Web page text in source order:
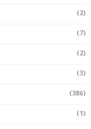
(2)
(7)
(2)
(3)
(386)
(1)